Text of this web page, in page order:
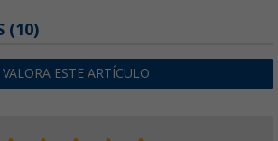
(10)
VALORA ESTE ARTÍCULO